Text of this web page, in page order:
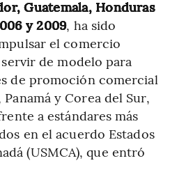
Guatemala, Honduras
y 2009, ha sido
el comercio
de modelo para
de promoción comercial
y Corea del Sur,
a estándares más
en el acuerdo Estados
(USMCA), que entró